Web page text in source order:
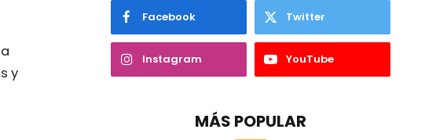
y
Facebook Twitter
Instagram YouTube
MÁS POPULAR